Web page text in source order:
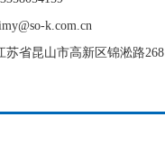
k.com.cn
苏省昆山市高新区锦淞路268